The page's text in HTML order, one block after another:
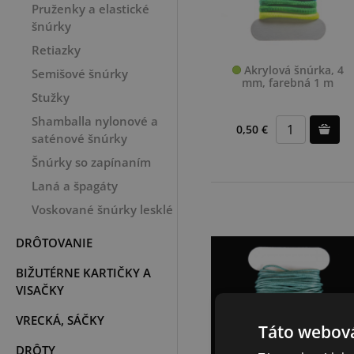
Pruženky a elastické
šnúrky
Retiazky
Semišové šnúrky
Stužky
Shamballa nylonové a
saténové šnúrky
Šnúrky so zapínaním
Laná a špagáty
Voskované šnúrky lesklé
DRÔTOVANIE
BIŽUTÉRNE KARTIČKY A
VISAČKY
VRECKÁ, SÁČKY
DRÔTY
Akrylová šnúrka, 4
mm, farebná 1 m
0,50 €
Táto